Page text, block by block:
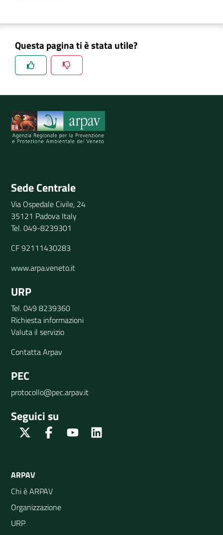
Questa pagina ti è stata utile?
Spiegaci perchè, e aiutaci a migliorare il servizio
Sede Centrale
Via Ospedale Civile, 24
35121 Padova Italy
Tel. 049-8239301
CF 92111430283
www.arpa.veneto.it
URP
Tel. 049 8239360
Richiesta informazioni
Valuta il servizio
Contatta Arpav
PEC
protocollo@pec.arpav.it
Seguici su
Twitter FacebookYoutube
ARPAV
Chi è ARPAV
Organizzazione
URP